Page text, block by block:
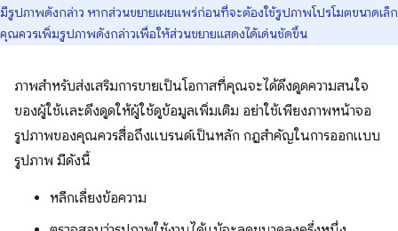
มีรูปภาพดังกล่าว หากส่วนขยายเผยแพร่ก่อนที่จะต้องใช้รูปภาพโปรโมตขนาดเล็ก
คุณควรเพิ่มรูปภาพดังกล่าวเพื่อให้ส่วนขยายแสดงได้เด่นชัดขึ้น
ภาพสำหรับส่งเสริมการขายเป็นโอกาสที่คุณจะได้ดึงดูดความสนใจ
ของผู้ใช้และดึงดูดให้ผู้ใช้ดูข้อมูลเพิ่มเติม อย่าใช้เพียงภาพหน้าจอ
รูปภาพของคุณควรสื่อถึงแบรนด์เป็นหลัก กฎสำคัญในการออกแบบ
รูปภาพ มีดังนี้
หลีกเลี่ยงข้อความ